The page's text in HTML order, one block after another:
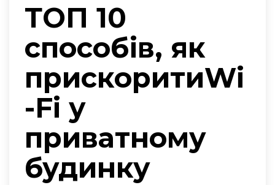
ТОП 10
способів, як
прискоритиWi
-Fi у
приватному
будинку